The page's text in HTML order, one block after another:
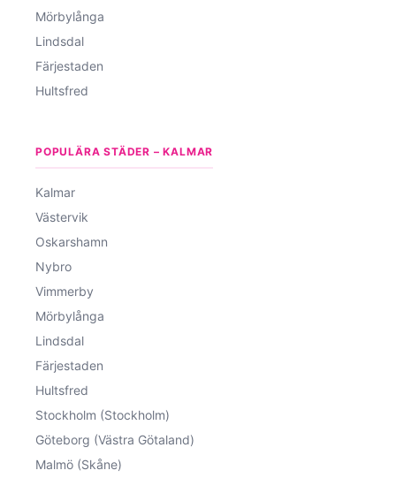
Mörbylånga
Lindsdal
Färjestaden
Hultsfred
POPULÄRA STÄDER – KALMAR
Kalmar
Västervik
Oskarshamn
Nybro
Vimmerby
Mörbylånga
Lindsdal
Färjestaden
Hultsfred
Stockholm (Stockholm)
Göteborg (Västra Götaland)
Malmö (Skåne)